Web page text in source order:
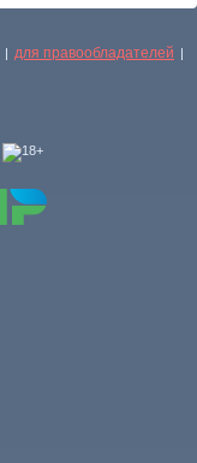
| для правообладателей |